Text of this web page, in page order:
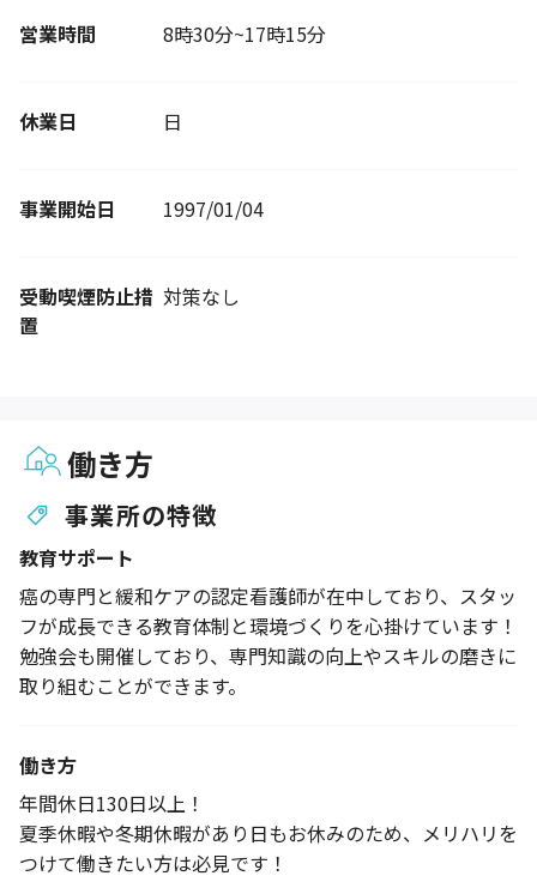
営業時間 8時30分~17時15分
休業日 日
事業開始日 1997/01/04
受動喫煙防止措
置
対策なし
働き方
事業所の特徴
教育サポート
癌の専門と緩和ケアの認定看護師が在中しており、スタッ
フが成長できる教育体制と環境づくりを心掛けています！
勉強会も開催しており、専門知識の向上やスキルの磨きに
取り組むことができます。
働き方
年間休日130日以上！
夏季休暇や冬期休暇があり日もお休みのため、メリハリを
つけて働きたい方は必見です！